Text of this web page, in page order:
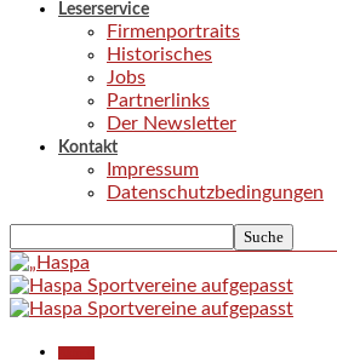
Leserservice
Firmenportraits
Historisches
Jobs
Partnerlinks
Der Newsletter
Kontakt
Impressum
Datenschutzbedingungen